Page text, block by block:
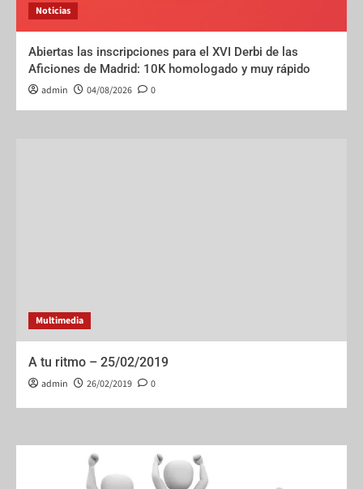
Noticias
Abiertas las inscripciones para el XVI Derbi de las
Aficiones de Madrid: 10K homologado y muy rápido
admin 04/08/2026 0
Multimedia
A tu ritmo – 25/02/2019
admin 26/02/2019 0